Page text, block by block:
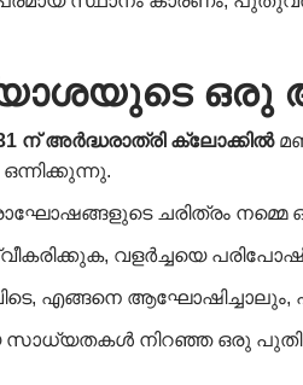
ഒരു
ന് അർദ്ധരാത്രി ക്ലോക്കിൽ
ചരിത്രം നമ്മെ
വളർച്ചയെ
എങ്ങനെ
നിറഞ്ഞ ഒരു